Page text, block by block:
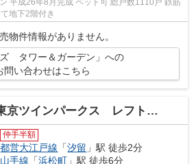
筋
地下2階付き
物件情報がありません。
ズ タワー＆ガーデン」への
問い合わせはこちら
京ツインパークス レフトウイング
仲手半額
都営大江戸線 「汐留 」駅 徒歩2分
山手線 「浜松町 」駅 徒歩6分